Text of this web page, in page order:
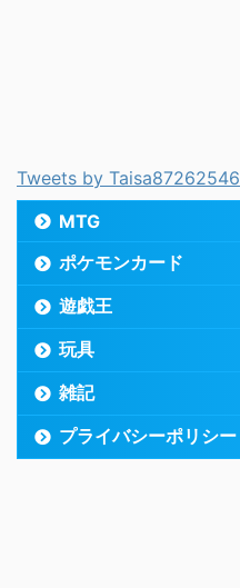
Tweets by Taisa87262546
MTG
ポケモンカード
遊戯王
玩具
雑記
プライバシーポリシー